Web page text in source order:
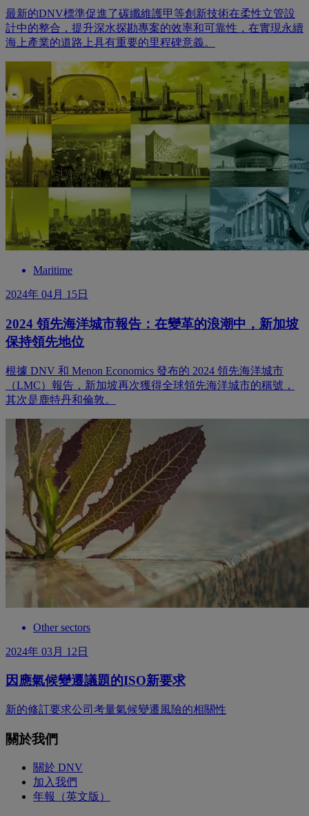
最新的DNV標準促進了碳纖維護甲等創新技術在柔性立管設
計中的整合，提升深水探勘專案的效率和可靠性，在實現永續
海上產業的道路上具有重要的里程碑意義。
Maritime
2024年 04月 15日
2024 領先海洋城市報告：在變革的浪潮中，新加坡
保持領先地位
根據 DNV 和 Menon Economics 發布的 2024 領先海洋城市
（LMC）報告，新加坡再次獲得全球領先海洋城市的稱號，
其次是鹿特丹和倫敦。
Other sectors
2024年 03月 12日
因應氣候變遷議題的ISO新要求
新的修訂要求公司考量氣候變遷風險的相關性
關於我們
關於 DNV
加入我們
年報（英文版）